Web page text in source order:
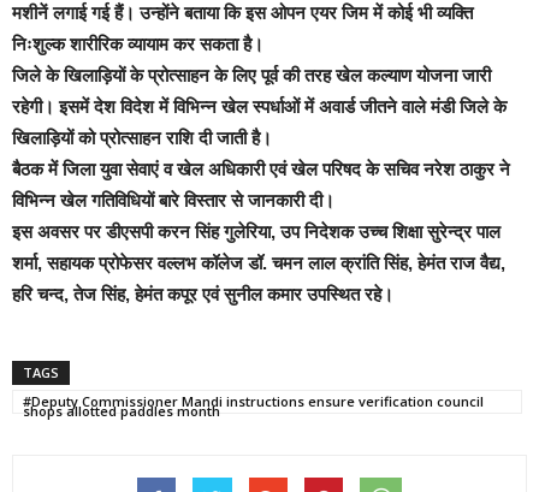
मशीनें लगाई गई हैं। उन्होंने बताया कि इस ओपन एयर जिम में कोई भी व्यक्ति
निःशुल्क शारीरिक व्यायाम कर सकता है।
जिले के खिलाड़ियों के प्रोत्साहन के लिए पूर्व की तरह खेल कल्याण योजना जारी
रहेगी। इसमें देश विदेश में विभिन्न खेल स्पर्धाओं में अवार्ड जीतने वाले मंडी जिले के
खिलाड़ियों को प्रोत्साहन राशि दी जाती है।
बैठक में जिला युवा सेवाएं व खेल अधिकारी एवं खेल परिषद के सचिव नरेश ठाकुर ने
विभिन्न खेल गतिविधियों बारे विस्तार से जानकारी दी।
इस अवसर पर डीएसपी करन सिंह गुलेरिया, उप निदेशक उच्च शिक्षा सुरेन्द्र पाल
शर्मा, सहायक प्रोफेसर वल्लभ कॉलेज डॉ. चमन लाल क्रांति सिंह, हेमंत राज वैद्य,
हरि चन्द, तेज सिंह, हेमंत कपूर एवं सुनील कमार उपस्थित रहे।
TAGS
#Deputy Commissioner Mandi instructions ensure verification council
shops allotted paddles month